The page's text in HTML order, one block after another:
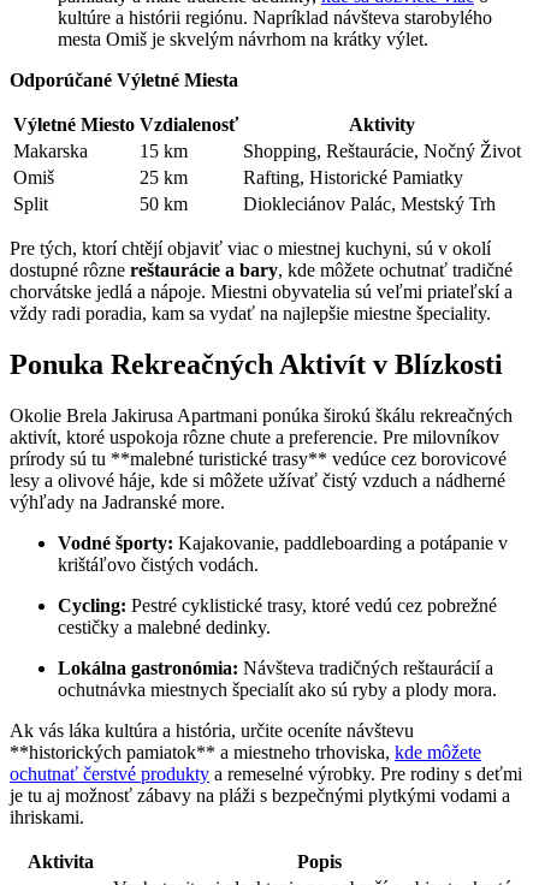
kultúre a histórii regiónu. Napríklad návšteva starobylého
mesta Omiš je skvelým návrhom na krátky výlet.
Odporúčané Výletné Miesta
Výletné Miesto Vzdialenosť
Aktivity
Makarska
15 km
Shopping, Reštaurácie, Nočný Život
Omiš
25 km
Rafting, Historické Pamiatky
Split
50 km Diokleciánov Palác, Mestský Trh
Pre tých, ktorí chtějí objaviť viac o miestnej kuchyni, sú v okolí
dostupné rôzne reštaurácie a bary, kde môžete ochutnať tradičné
chorvátske jedlá a nápoje. Miestni obyvatelia sú veľmi priateľskí a
vždy radi poradia, kam sa vydať na najlepšie miestne špeciality.
Ponuka Rekreačných Aktivít v Blízkosti
Okolie Brela Jakirusa Apartmani ponúka širokú škálu rekreačných
aktivít, ktoré uspokoja rôzne chute a preferencie. Pre milovníkov
prírody sú tu **malebné turistické trasy** vedúce cez borovicové
lesy a olivové háje, kde si môžete užívať čistý vzduch a nádherné
výhľady na Jadranské more.
Vodné športy: Kajakovanie, paddleboarding a potápanie v
krištáľovo čistých vodách.
Cycling: Pestré cyklistické trasy, ktoré vedú cez pobrežné
cestičky a malebné dedinky.
Lokálna gastronómia: Návšteva tradičných reštaurácií a
ochutnávka miestnych špecialít ako sú ryby a plody mora.
Ak vás láka kultúra a história, určite oceníte návštevu
**historických pamiatok** a miestneho trhoviska, kde môžete
ochutnať čerstvé produkty a remeselné výrobky. Pre rodiny s deťmi
je tu aj možnosť zábavy na pláži s bezpečnými plytkými vodami a
ihriskami.
Aktivita
Popis